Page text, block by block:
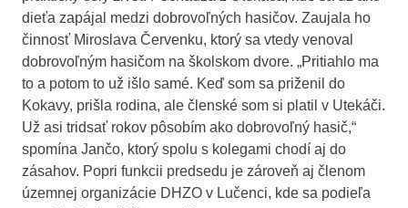
dieťa zapájal medzi dobrovoľných hasičov. Zaujala ho
činnosť Miroslava Červenku, ktorý sa vtedy venoval
dobrovoľným hasičom na školskom dvore. „Pritiahlo ma
to a potom to už išlo samé. Keď som sa priženil do
Kokavy, prišla rodina, ale členské som si platil v Utekáči.
Už asi tridsať rokov pôsobím ako dobrovoľný hasič,“
spomína Jančo, ktorý spolu s kolegami chodí aj do
zásahov. Popri funkcii predsedu je zároveň aj členom
územnej organizácie DHZO v Lučenci, kde sa podieľa